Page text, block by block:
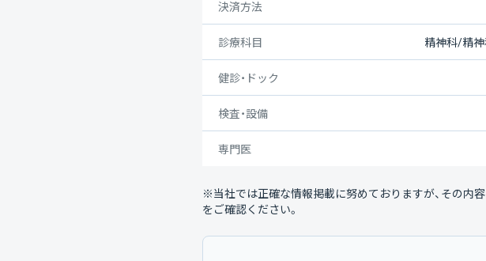
決済方法
診療科目 精神科/精
健診・ドック
検査・設備
専門医
※当社では正確な情報掲載に努めておりますが、その内
をご確認ください。